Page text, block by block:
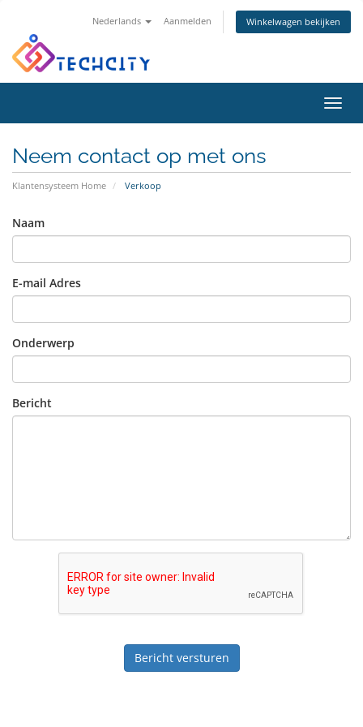
Nederlands Aanmelden Winkelwagen bekijken
in-/
Neem contact op met ons
Klantensysteem Home Verkoop
Naam
E-mail Adres
Onderwerp
Bericht
Bericht versturen